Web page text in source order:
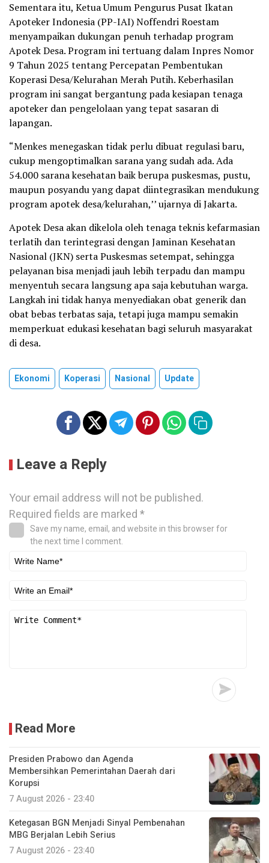
Sementara itu, Ketua Umum Pengurus Pusat Ikatan
Apoteker Indonesia (PP-IAI) Noffendri Roestam
menyampaikan dukungan penuh terhadap program
Apotek Desa. Program ini tertuang dalam Inpres Nomor
9 Tahun 2025 tentang Percepatan Pembentukan
Koperasi Desa/Kelurahan Merah Putih. Keberhasilan
program ini sangat bergantung pada kesiapan tenaga
apoteker dan pengelolaan yang tepat sasaran di
lapangan.
“Menkes menegaskan tidak perlu dibuat regulasi baru,
cukup mengoptimalkan sarana yang sudah ada. Ada
54.000 sarana kesehatan baik berupa puskesmas, pustu,
maupun posyandu yang dapat diintegrasikan mendukung
program apotek desa/kelurahan,’’ ujarnya di Jakarta.
Apotek Desa akan dikelola oleh tenaga teknis kefarmasian
terlatih dan terintegrasi dengan Jaminan Kesehatan
Nasional (JKN) serta Puskesmas setempat, sehingga
pelayanan bisa menjadi jauh lebih terpadu dan mampu
menyentuh secara langsung apa saja kebutuhan warga.
Langkah ini tidak hanya menyediakan obat generik dan
obat bebas terbatas saja, tetapi juga mampu semakin
memperkuat edukasi kesehatan bagi seluruh masyarakat
di desa.
Ekonomi Koperasi Nasional Update
Leave a Reply
Your email address will not be published.
Required fields are marked*
Save my name, email, and website in this browser for
the next time I comment.
Read More
Presiden Prabowo dan Agenda
Membersihkan Pemerintahan Daerah dari
Korupsi
7 August 2026 - 23:40
Ketegasan BGN Menjadi Sinyal Pembenahan
MBG Berjalan Lebih Serius
7 August 2026 - 23:40